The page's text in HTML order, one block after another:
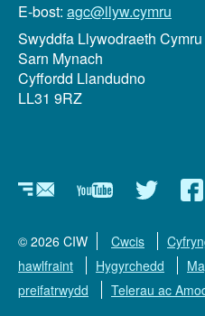
E-bost: agc@llyw.cymru
Swyddfa Llywodraeth Cymru
Sarn Mynach
Cyffordd Llandudno
LL31 9RZ
Newyddlenni
YouTubeTwitter
© 2026 CIW Cwcis
hawlfraint
Hygyrchedd
preifatrwydd
Telerau ac